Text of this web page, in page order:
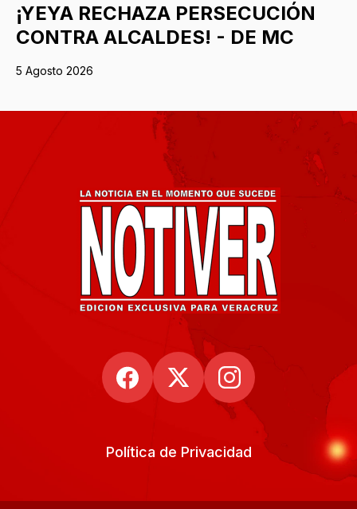
¡YEYA RECHAZA PERSECUCIÓN
CONTRA ALCALDES! - DE MC
5 Agosto 2026
Política de Privacidad